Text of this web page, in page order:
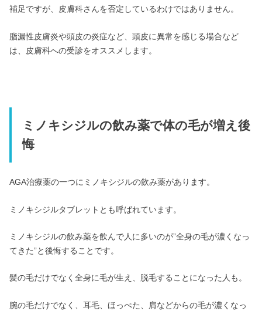
補足ですが、皮膚科さんを否定しているわけではありません。
脂漏性皮膚炎や頭皮の炎症など、頭皮に異常を感じる場合など
は、皮膚科への受診をオススメします。
ミノキシジルの飲み薬で体の毛が増え後
悔
AGA治療薬の一つにミノキシジルの飲み薬があります。
ミノキシジルタブレットとも呼ばれています。
ミノキシジルの飲み薬を飲んで人に多いのが”全身の毛が濃くなっ
てきた”と後悔することです。
髪の毛だけでなく全身に毛が生え、脱毛することになった人も。
腕の毛だけでなく、耳毛、ほっぺた、肩などからの毛が濃くなっ